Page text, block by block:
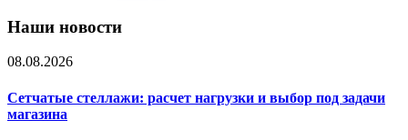
Наши новости
08.08.2026
Сетчатые стеллажи: расчет нагрузки и выбор под задачи
магазина